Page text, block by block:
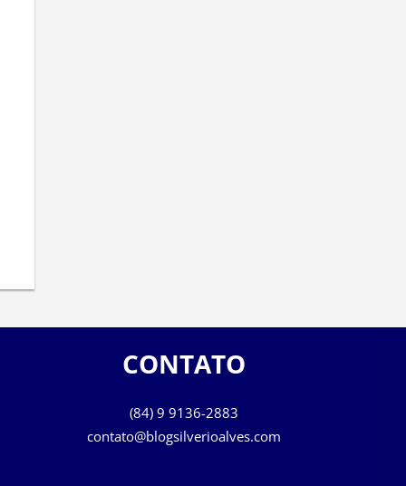
CONTATO
(84) 9 9136-2883
contato@blogsilverioalves.com